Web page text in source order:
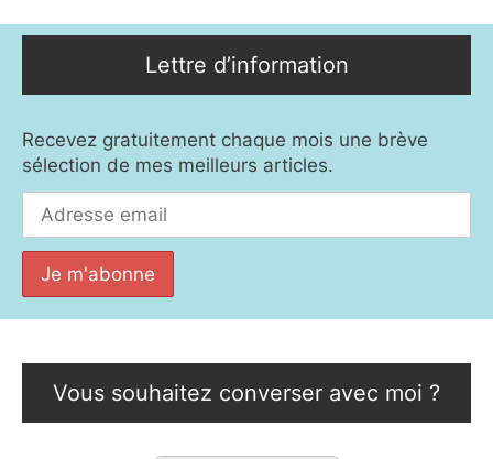
Lettre d’information
Recevez gratuitement chaque mois une brève
sélection de mes meilleurs articles.
Vous souhaitez converser avec moi ?